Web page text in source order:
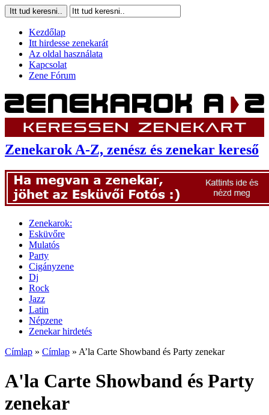
Kezdőlap
Itt hirdesse zenekarát
Az oldal használata
Kapcsolat
Zene Fórum
Zenekarok A-Z, zenész és zenekar kereső
Zenekarok:
Esküvőre
Mulatós
Party
Cigányzene
Dj
Rock
Jazz
Latin
Népzene
Zenekar hirdetés
Címlap » Címlap » A’la Carte Showband és Party zenekar
A'la Carte Showband és Party
zenekar